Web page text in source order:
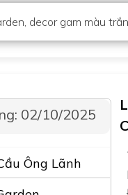
decor gam màu
02/10/2025
Ông Lãnh